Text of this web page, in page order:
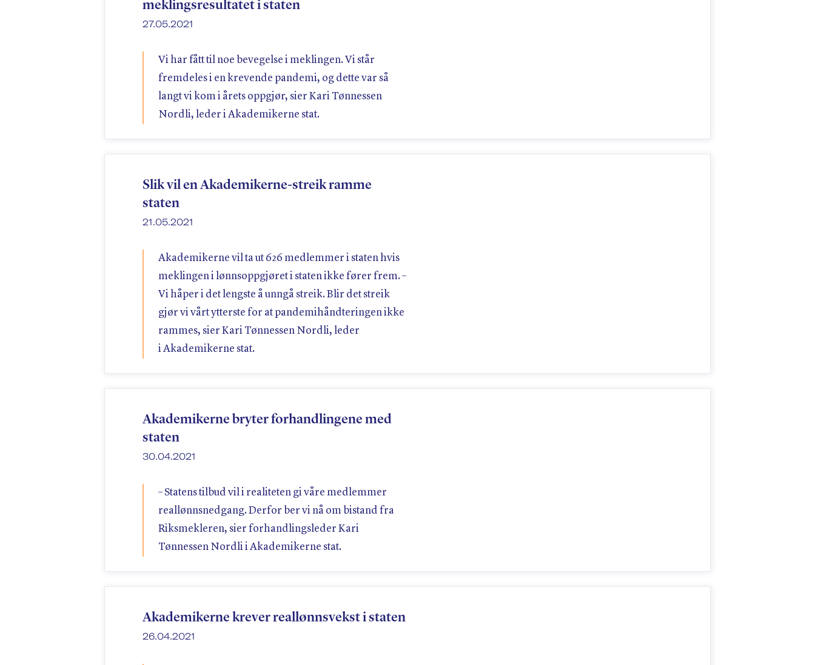
meklingsresultatet i staten
27.05.2021
Vi har fått til noe bevegelse i meklingen. Vi står
fremdeles i en krevende pandemi, og dette var så
langt vi kom i årets oppgjør, sier Kari Tønnessen
Nordli, leder i Akademikerne stat.
Slik vil en Akademikerne-streik ramme
staten
21.05.2021
Akademikerne vil ta ut 626 medlemmer i staten hvis
meklingen i lønnsoppgjøret i staten ikke fører frem. –
Vi håper i det lengste å unngå streik. Blir det streik
gjør vi vårt ytterste for at pandemihåndteringen ikke
rammes, sier Kari Tønnessen Nordli, leder
i Akademikerne stat.
Akademikerne bryter forhandlingene med
staten
30.04.2021
– Statens tilbud vil i realiteten gi våre medlemmer
reallønnsnedgang. Derfor ber vi nå om bistand fra
Riksmekleren, sier forhandlingsleder Kari
Tønnessen Nordli i Akademikerne stat.
Akademikerne krever reallønnsvekst i staten
26.04.2021